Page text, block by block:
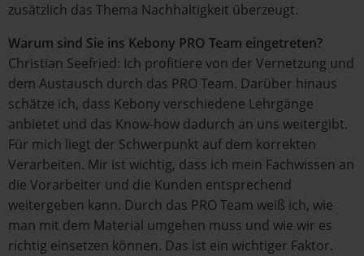
zusätzlich das Thema Nachhaltigkeit überzeugt.
Warum sind Sie ins Kebony PRO Team eingetreten?
Christian Seefried: Ich profitiere von der Vernetzung und
dem Austausch durch das PRO Team. Darüber hinaus
schätze ich, dass Kebony verschiedene Lehrgänge
anbietet und das Know-how dadurch an uns weitergibt.
Für mich liegt der Schwerpunkt auf dem korrekten
Verarbeiten. Mir ist wichtig, dass ich mein Fachwissen an
die Vorarbeiter und die Kunden entsprechend
weitergeben kann. Durch das PRO Team weiß ich, wie
man mit dem Material umgehen muss und wie wir es
richtig einsetzen können. Das ist ein wichtiger Faktor.